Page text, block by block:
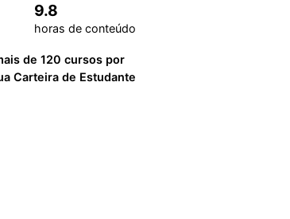
9.8
horas de conteúdo
de 120 cursos por
Carteira de Estudante